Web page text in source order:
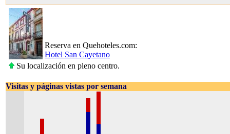
Reserva en Quehoteles.com:
Hotel San Cayetano
Su localización en pleno centro.
Visitas y páginas vistas por semana